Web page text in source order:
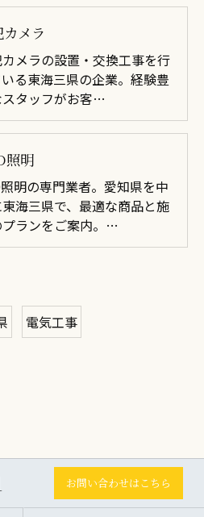
メラ
メラの設置・交換工事を行
る東海三県の企業。経験豊
スタッフがお客…
照明
明の専門業者。愛知県を中
海三県で、最適な商品と施
ランをご案内。…
電気工事
お問い合わせはこちら